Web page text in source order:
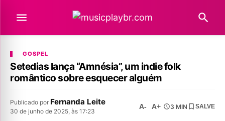
GOSPEL
Setedias lança “Amnésia”, um indie folk
romântico sobre esquecer alguém
Publicado por Fernanda Leite
30 de junho de 2025, às 17:23
A- A+ 3 MIN SALVE